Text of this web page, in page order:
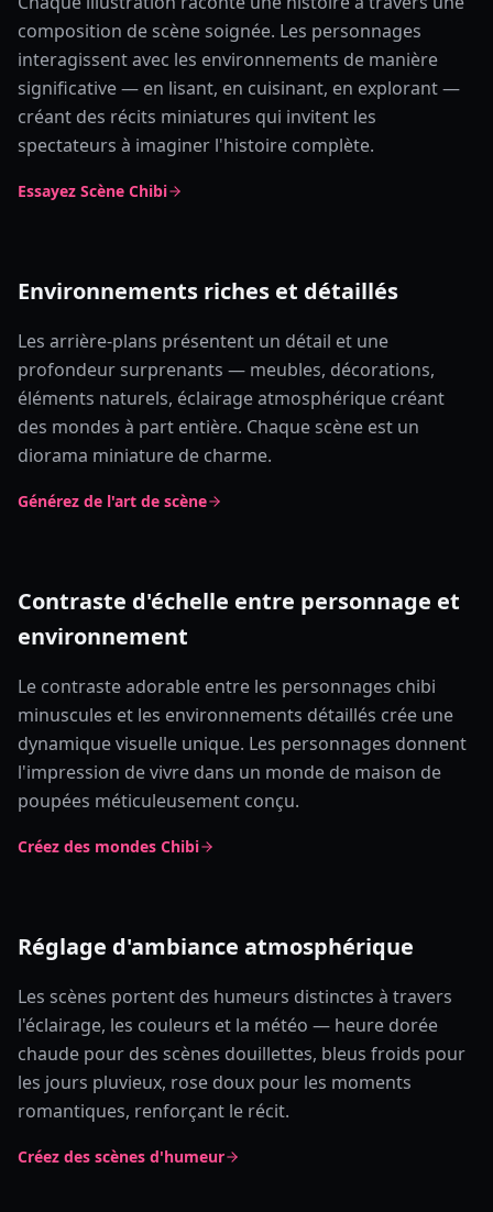
composition de scène soignée. Les personnages
interagissent avec les environnements de manière
significative — en lisant, en cuisinant, en explorant —
créant des récits miniatures qui invitent les
spectateurs à imaginer l'histoire complète.
Essayez Scène Chibi
Environnements riches et détaillés
Les arrière-plans présentent un détail et une
profondeur surprenants — meubles, décorations,
éléments naturels, éclairage atmosphérique créant
des mondes à part entière. Chaque scène est un
diorama miniature de charme.
Générez de l'art de scène
Contraste d'échelle entre personnage et
environnement
Le contraste adorable entre les personnages chibi
minuscules et les environnements détaillés crée une
dynamique visuelle unique. Les personnages donnent
l'impression de vivre dans un monde de maison de
poupées méticuleusement conçu.
Créez des mondes Chibi
Réglage d'ambiance atmosphérique
Les scènes portent des humeurs distinctes à travers
l'éclairage, les couleurs et la météo — heure dorée
chaude pour des scènes douillettes, bleus froids pour
les jours pluvieux, rose doux pour les moments
romantiques, renforçant le récit.
Créez des scènes d'humeur